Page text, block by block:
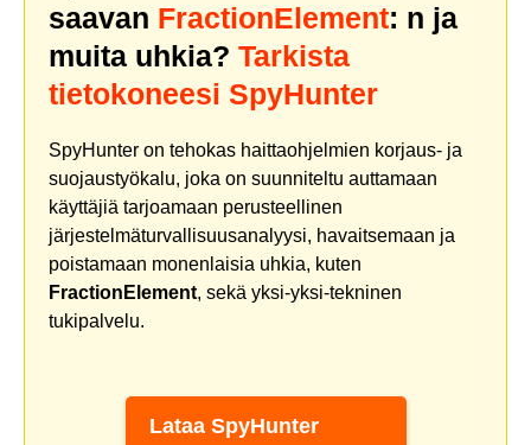
saavan FractionElement: n ja
muita uhkia? Tarkista
tietokoneesi SpyHunter
SpyHunter on tehokas haittaohjelmien korjaus- ja
suojaustyökalu, joka on suunniteltu auttamaan
käyttäjiä tarjoamaan perusteellinen
järjestelmäturvallisuusanalyysi, havaitsemaan ja
poistamaan monenlaisia uhkia, kuten
FractionElement, sekä yksi-yksi-tekninen
tukipalvelu.
Lataa SpyHunter